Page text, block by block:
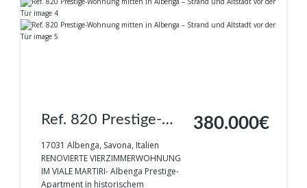
Ref. 820 Prestige-
Wohnung mitten in
Albenga – Strand und
17031 Albenga, Savona, Italien
RENOVIERTE VIERZIMMERWOHNUNG
IM VIALE MARTIRI- Albenga Prestige-
Apartment in historischem
380.000€